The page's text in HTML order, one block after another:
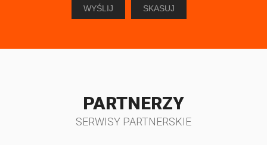
PARTNERZY
SERWISY PARTNERSKIE